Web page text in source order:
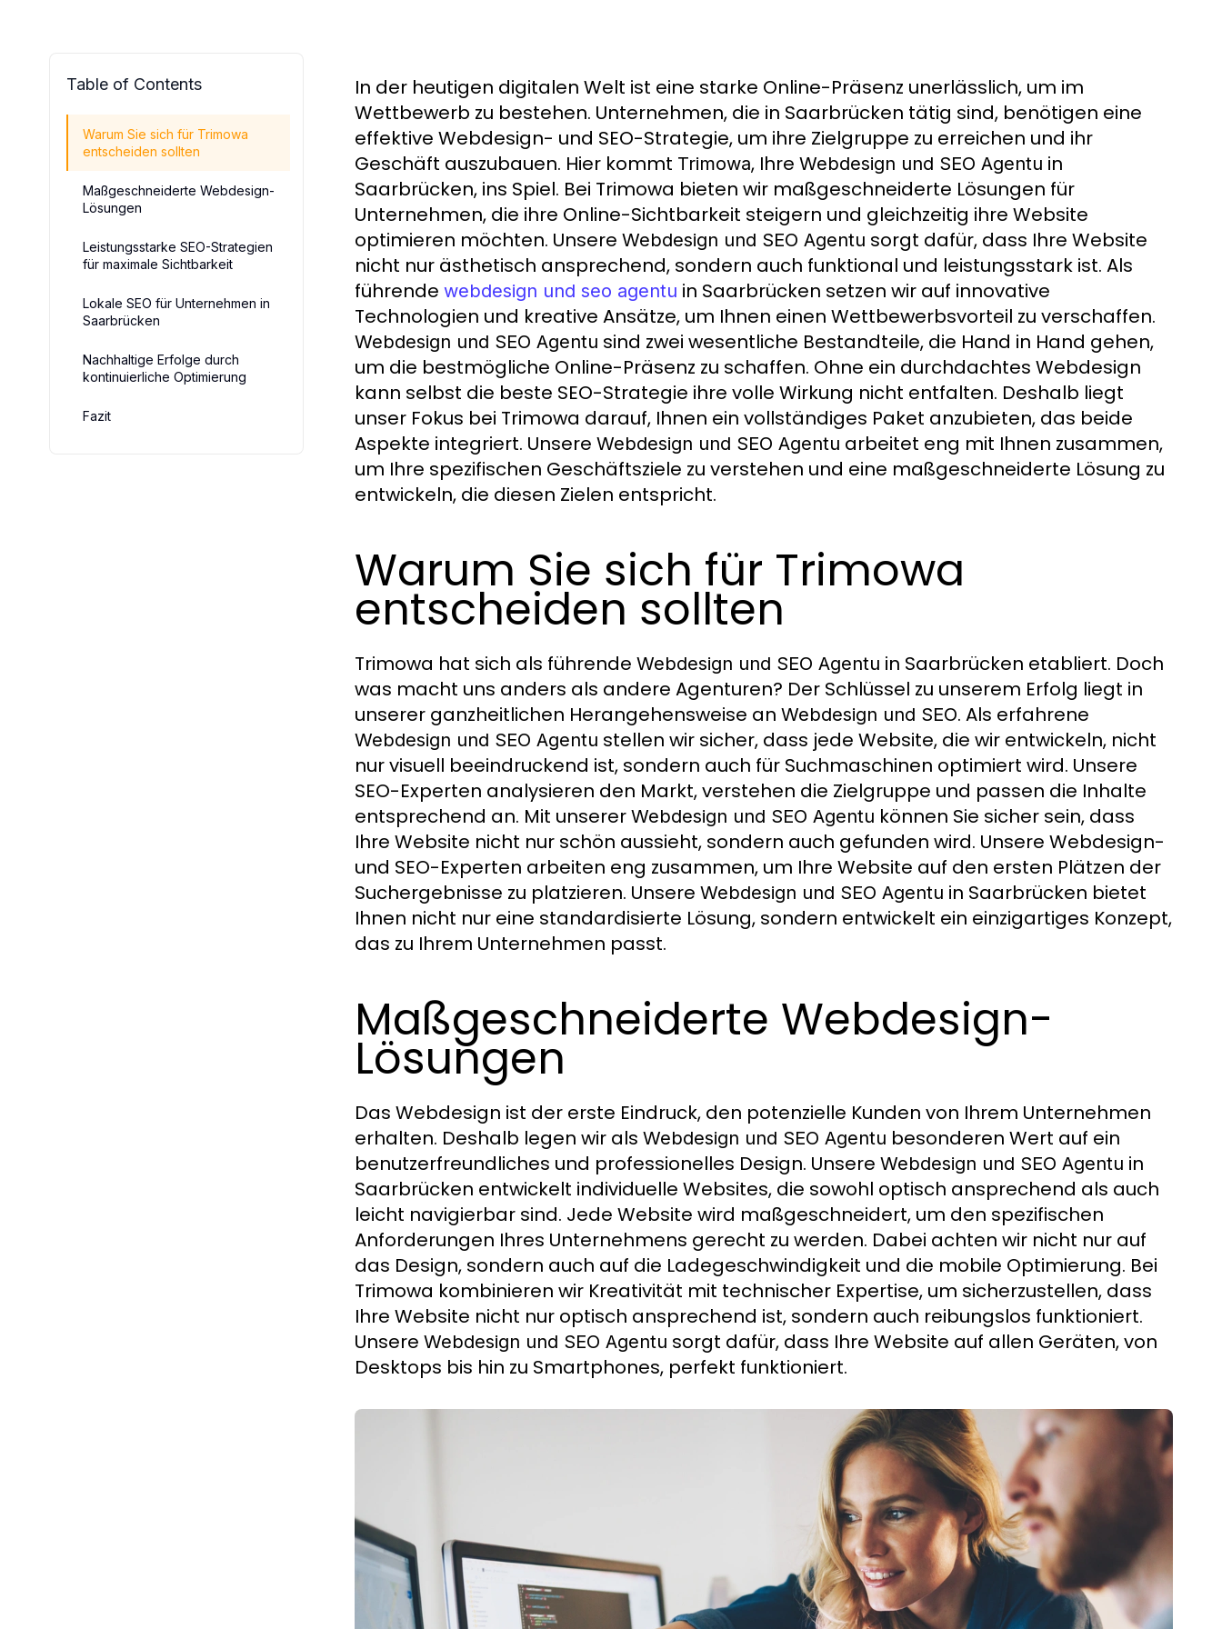
Table of Contents
Warum Sie sich für Trimowa
entscheiden sollten
Maßgeschneiderte Webdesign-
Lösungen
Leistungsstarke SEO-Strategien
für maximale Sichtbarkeit
Lokale SEO für Unternehmen in
Saarbrücken
Nachhaltige Erfolge durch
kontinuierliche Optimierung
Fazit
In der heutigen digitalen Welt ist eine starke Online-Präsenz unerlässlich, um im
Wettbewerb zu bestehen. Unternehmen, die in Saarbrücken tätig sind, benötigen eine
effektive Webdesign- und SEO-Strategie, um ihre Zielgruppe zu erreichen und ihr
Geschäft auszubauen. Hier kommt Trimowa, Ihre Webdesign und SEO Agentu in
Saarbrücken, ins Spiel. Bei Trimowa bieten wir maßgeschneiderte Lösungen für
Unternehmen, die ihre Online-Sichtbarkeit steigern und gleichzeitig ihre Website
optimieren möchten. Unsere Webdesign und SEO Agentu sorgt dafür, dass Ihre Website
nicht nur ästhetisch ansprechend, sondern auch funktional und leistungsstark ist. Als
führende webdesign und seo agentu in Saarbrücken setzen wir auf innovative
Technologien und kreative Ansätze, um Ihnen einen Wettbewerbsvorteil zu verschaffen.
Webdesign und SEO Agentu sind zwei wesentliche Bestandteile, die Hand in Hand gehen,
um die bestmögliche Online-Präsenz zu schaffen. Ohne ein durchdachtes Webdesign
kann selbst die beste SEO-Strategie ihre volle Wirkung nicht entfalten. Deshalb liegt
unser Fokus bei Trimowa darauf, Ihnen ein vollständiges Paket anzubieten, das beide
Aspekte integriert. Unsere Webdesign und SEO Agentu arbeitet eng mit Ihnen zusammen,
um Ihre spezifischen Geschäftsziele zu verstehen und eine maßgeschneiderte Lösung zu
entwickeln, die diesen Zielen entspricht.
Warum Sie sich für Trimowa
entscheiden sollten
Trimowa hat sich als führende Webdesign und SEO Agentu in Saarbrücken etabliert. Doch
was macht uns anders als andere Agenturen? Der Schlüssel zu unserem Erfolg liegt in
unserer ganzheitlichen Herangehensweise an Webdesign und SEO. Als erfahrene
Webdesign und SEO Agentu stellen wir sicher, dass jede Website, die wir entwickeln, nicht
nur visuell beeindruckend ist, sondern auch für Suchmaschinen optimiert wird. Unsere
SEO-Experten analysieren den Markt, verstehen die Zielgruppe und passen die Inhalte
entsprechend an. Mit unserer Webdesign und SEO Agentu können Sie sicher sein, dass
Ihre Website nicht nur schön aussieht, sondern auch gefunden wird. Unsere Webdesign-
und SEO-Experten arbeiten eng zusammen, um Ihre Website auf den ersten Plätzen der
Suchergebnisse zu platzieren. Unsere Webdesign und SEO Agentu in Saarbrücken bietet
Ihnen nicht nur eine standardisierte Lösung, sondern entwickelt ein einzigartiges Konzept,
das zu Ihrem Unternehmen passt.
Maßgeschneiderte Webdesign-
Lösungen
Das Webdesign ist der erste Eindruck, den potenzielle Kunden von Ihrem Unternehmen
erhalten. Deshalb legen wir als Webdesign und SEO Agentu besonderen Wert auf ein
benutzerfreundliches und professionelles Design. Unsere Webdesign und SEO Agentu in
Saarbrücken entwickelt individuelle Websites, die sowohl optisch ansprechend als auch
leicht navigierbar sind. Jede Website wird maßgeschneidert, um den spezifischen
Anforderungen Ihres Unternehmens gerecht zu werden. Dabei achten wir nicht nur auf
das Design, sondern auch auf die Ladegeschwindigkeit und die mobile Optimierung. Bei
Trimowa kombinieren wir Kreativität mit technischer Expertise, um sicherzustellen, dass
Ihre Website nicht nur optisch ansprechend ist, sondern auch reibungslos funktioniert.
Unsere Webdesign und SEO Agentu sorgt dafür, dass Ihre Website auf allen Geräten, von
Desktops bis hin zu Smartphones, perfekt funktioniert.